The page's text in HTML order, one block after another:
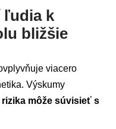
ľudia k
bližšie
viacero
Výskumy
môže súvisieť s